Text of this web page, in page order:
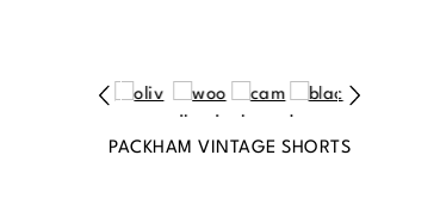
PACKHAM VINTAGE SHORTS